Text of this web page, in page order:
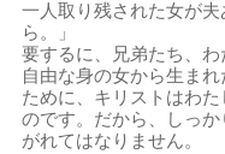
一人取り残された女が
ら。」
要するに、兄弟たち、わ
自由な身の女から生ま
ために、キリストはわ
のです。だから、しっ
がれてはなりません。